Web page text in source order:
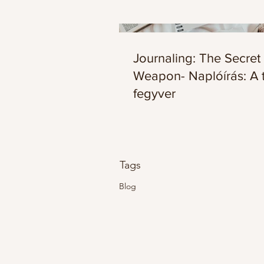
Journaling: The Secret
Weapon- Naplóírás: A
fegyver
Tags
Blog